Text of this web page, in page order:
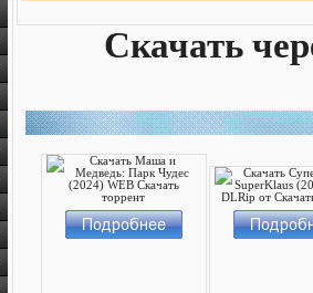
Скачать